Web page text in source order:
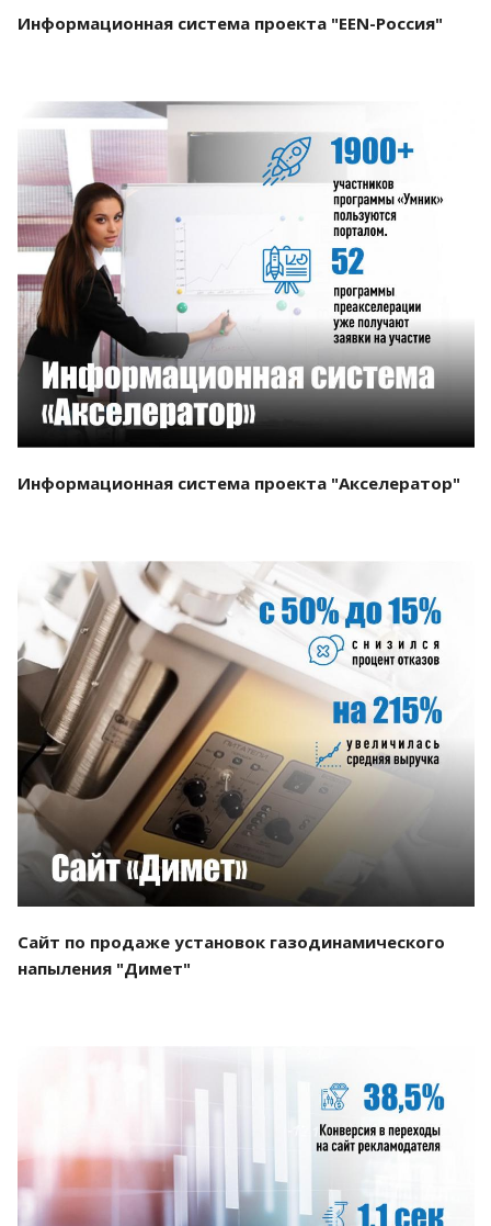
Информационная система проекта "EEN-Россия"
Смотреть проект
Информационная система проекта "Акселератор"
Смотреть проект
Сайт по продаже установок газодинамического
напыления "Димет"